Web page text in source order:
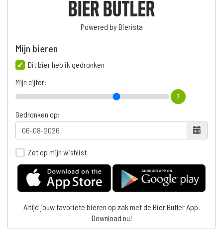
Powered by Bierista
Mijn bieren
Dit bier heb ik gedronken
Mijn cijfer:
7
Gedronken op:
Zet op mijn wishlist
Altijd jouw favoriete bieren op zak met de Bier Butler App.
Download nu!